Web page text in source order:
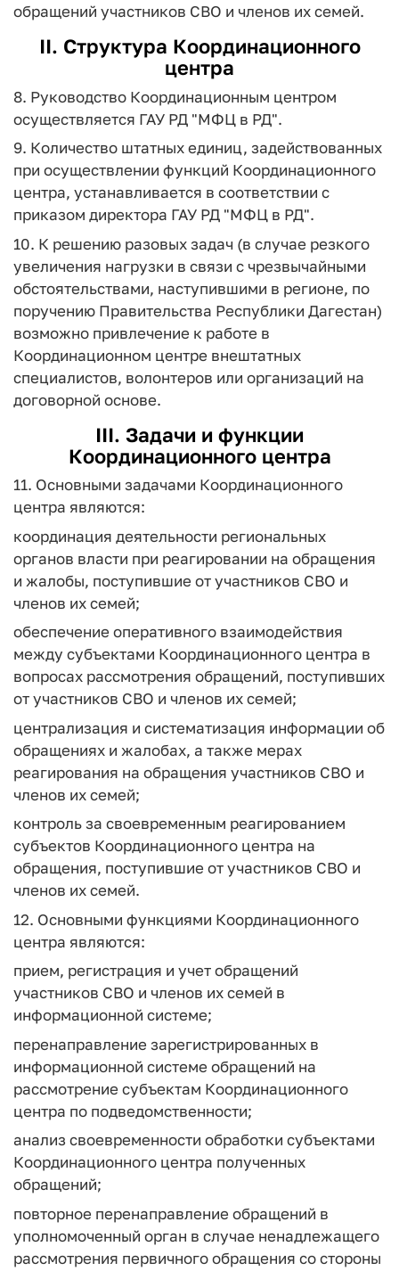
обращений участников СВО и членов их семей.
II. Структура Координационного
центра
8. Руководство Координационным центром
осуществляется ГАУ РД "МФЦ в РД".
9. Количество штатных единиц, задействованных
при осуществлении функций Координационного
центра, устанавливается в соответствии с
приказом директора ГАУ РД "МФЦ в РД".
10. К решению разовых задач (в случае резкого
увеличения нагрузки в связи с чрезвычайными
обстоятельствами, наступившими в регионе, по
поручению Правительства Республики Дагестан)
возможно привлечение к работе в
Координационном центре внештатных
специалистов, волонтеров или организаций на
договорной основе.
III. Задачи и функции
Координационного центра
11. Основными задачами Координационного
центра являются:
координация деятельности региональных
органов власти при реагировании на обращения
и жалобы, поступившие от участников СВО и
членов их семей;
обеспечение оперативного взаимодействия
между субъектами Координационного центра в
вопросах рассмотрения обращений, поступивших
от участников СВО и членов их семей;
централизация и систематизация информации об
обращениях и жалобах, а также мерах
реагирования на обращения участников СВО и
членов их семей;
контроль за своевременным реагированием
субъектов Координационного центра на
обращения, поступившие от участников СВО и
членов их семей.
12. Основными функциями Координационного
центра являются:
прием, регистрация и учет обращений
участников СВО и членов их семей в
информационной системе;
перенаправление зарегистрированных в
информационной системе обращений на
рассмотрение субъектам Координационного
центра по подведомственности;
анализ своевременности обработки субъектами
Координационного центра полученных
обращений;
повторное перенаправление обращений в
уполномоченный орган в случае ненадлежащего
рассмотрения первичного обращения со стороны